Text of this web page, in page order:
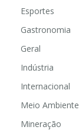
Esportes
Gastronomia
Geral
Indústria
Internacional
Meio Ambiente
Mineração